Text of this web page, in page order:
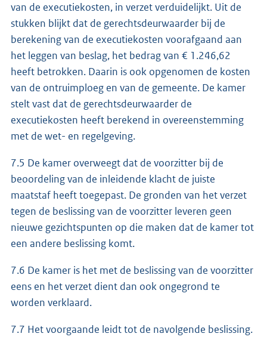
van de executiekosten, in verzet verduidelijkt. Uit de
stukken blijkt dat de gerechtsdeurwaarder bij de
berekening van de executiekosten voorafgaand aan
het leggen van beslag, het bedrag van € 1.246,62
heeft betrokken. Daarin is ook opgenomen de kosten
van de ontruimploeg en van de gemeente. De kamer
stelt vast dat de gerechtsdeurwaarder de
executiekosten heeft berekend in overeenstemming
met de wet- en regelgeving.
7.5 De kamer overweegt dat de voorzitter bij de
beoordeling van de inleidende klacht de juiste
maatstaf heeft toegepast. De gronden van het verzet
tegen de beslissing van de voorzitter leveren geen
nieuwe gezichtspunten op die maken dat de kamer tot
een andere beslissing komt.
7.6 De kamer is het met de beslissing van de voorzitter
eens en het verzet dient dan ook ongegrond te
worden verklaard.
7.7 Het voorgaande leidt tot de navolgende beslissing.